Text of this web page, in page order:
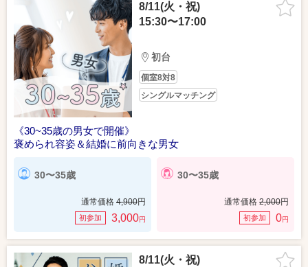
8/11(火・祝)
15:30〜17:00
初台
個室8対8
シングルマッチング
《30~35歳の男女で開催》
褒められ容姿＆結婚に前向きな男女
30〜35歳
通常価格 4,900円
初参加 3,000円
30〜35歳
通常価格 2,000円
初参加 0円
8/11(火・祝)